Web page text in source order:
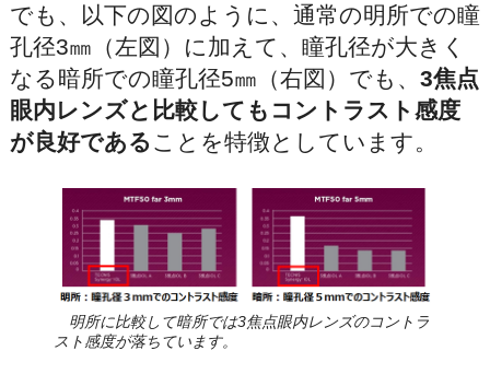
でも、以下の図のように、通常の明所での瞳
孔径3㎜（左図）に加えて、瞳孔径が大きく
なる暗所での瞳孔径5㎜（右図）でも、 3焦点
眼内レンズと比較してもコントラスト感度
が良好である ことを特徴としています。
明所に比較して暗所では3焦点眼内レンズのコントラ
スト感度が落ちています。